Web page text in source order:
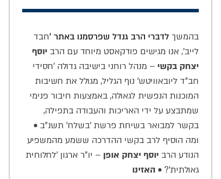
בהמשך לדברי הרב גנדל שפרסמנו באתר 'חבד
לייב', אנו מגישים פודקאסט מיוחד עם הרב יוסף
יצחק בקשי – מנהל רוחני בישיבה גדולה 'חסידי
חב"ד ליובאוויטש' נוף הגליל, מגולל את חשיבות
המוכנות הנפשית לגאולה, באמצעות חיבור פנימי
שמתבצע על ידי האריכות והעבודה בתפילה,
בקשר למבואר בשיחת פרשת 'בשלח' תשנ"ב •
ומה הוסיף לרב בקשי ההדרכה ששמע מהמשפיע
הנודע הרב יוסף יצחק אופן – יו"ר ארגון 'לחלוחית
גאולתית'? • האזינו